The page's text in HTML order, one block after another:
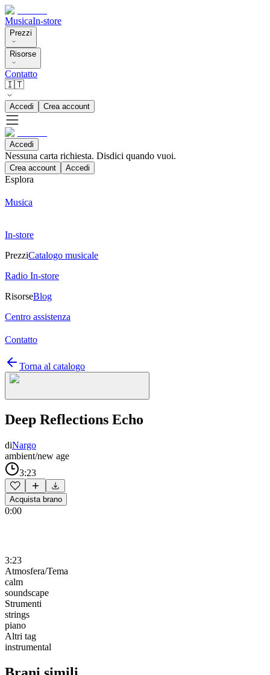
MusicaIn-store
Prezzi
Risorse
Contatto
🇮🇹
Accedi Crea account
Accedi
Nessuna carta richiesta. Disdici quando vuoi.
Crea account Accedi
Esplora
Musica
In-store
PrezziCatalogo musicale
Radio In-store
RisorseBlog
Centro assistenza
Contatto
Torna al catalogo
Deep Reflections Echo
diNargo
ambient/new age
3:23
Acquista brano
0:00
3:23
Atmosfera/Tema
calm
soundscape
Strumenti
strings
piano
Altri tag
instrumental